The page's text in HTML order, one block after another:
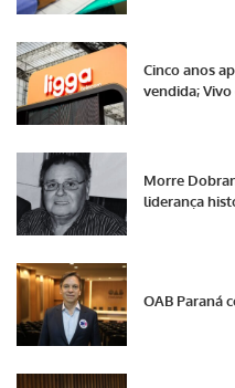
Cinco anos
vendida; Vivo
Morre
liderança
OAB Paraná